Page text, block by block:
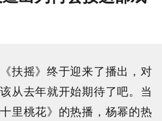
扶摇》终于迎来了播出，对
从去年就开始期待了吧。当
里桃花》的热播，杨幂的热